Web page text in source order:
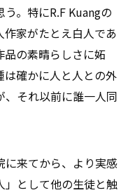
。特にR.F Kuangの
家がたとえ白人であ
品の素晴らしさに妬
は確かに人と人との外
、それ以前に誰一人同
に来てから、より実感
」として他の生徒と触